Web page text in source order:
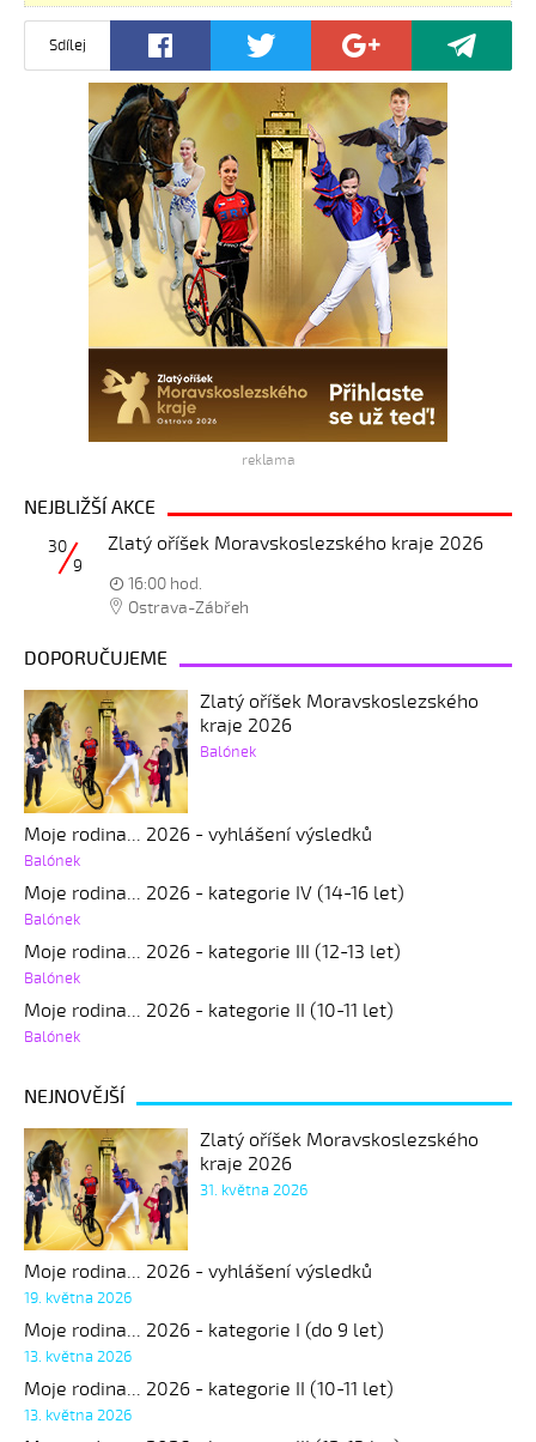
Sdílej
reklama
NEJBLIŽŠÍ AKCE
Zlatý oříšek Moravskoslezského kraje 2026
30
9
16:00 hod.
Ostrava-Zábřeh
DOPORUČUJEME
Zlatý oříšek Moravskoslezského
kraje 2026
Balónek
Moje rodina... 2026 - vyhlášení výsledků
Balónek
Moje rodina... 2026 - kategorie IV (14-16 let)
Balónek
Moje rodina... 2026 - kategorie III (12-13 let)
Balónek
Moje rodina... 2026 - kategorie II (10-11 let)
Balónek
NEJNOVĚJŠÍ
Zlatý oříšek Moravskoslezského
kraje 2026
31. května 2026
Moje rodina... 2026 - vyhlášení výsledků
19. května 2026
Moje rodina... 2026 - kategorie I (do 9 let)
13. května 2026
Moje rodina... 2026 - kategorie II (10-11 let)
13. května 2026